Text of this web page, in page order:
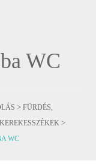
WC
> FÜRDÉS,
>
WC